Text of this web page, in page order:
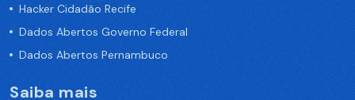
Hacker Cidadão Recife
Dados Abertos Governo Federal
Dados Abertos Pernambuco
Saiba mais